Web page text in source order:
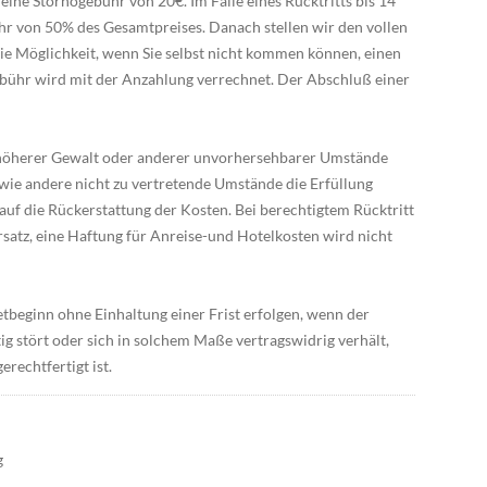
von 50% des Gesamtpreises. Danach stellen wir den vollen
Möglichkeit, wenn Sie selbst nicht kommen können, einen
wird mit der Anzahlung verrechnet. Der Abschluß einer
Gewalt oder anderer unvorhersehbarer Umstände
andere nicht zu vertretende Umstände die Erfüllung
die Rückerstattung der Kosten. Bei berechtigtem Rücktritt
eine Haftung für Anreise-und Hotelkosten wird nicht
ohne Einhaltung einer Frist erfolgen, wenn der
stört oder sich in solchem Maße vertragswidrig verhält,
ist.